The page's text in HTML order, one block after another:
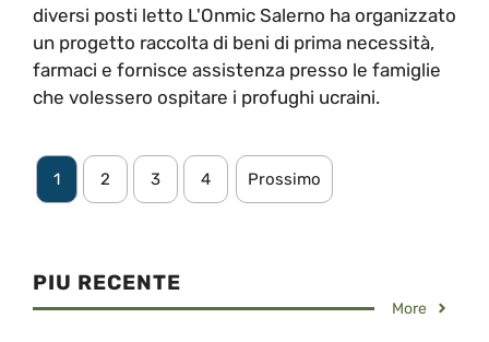
diversi posti letto L'Onmic Salerno ha organizzato
un progetto raccolta di beni di prima necessità,
farmaci e fornisce assistenza presso le famiglie
che volessero ospitare i profughi ucraini.
1 2 3 4 Prossimo
PIU RECENTE
More